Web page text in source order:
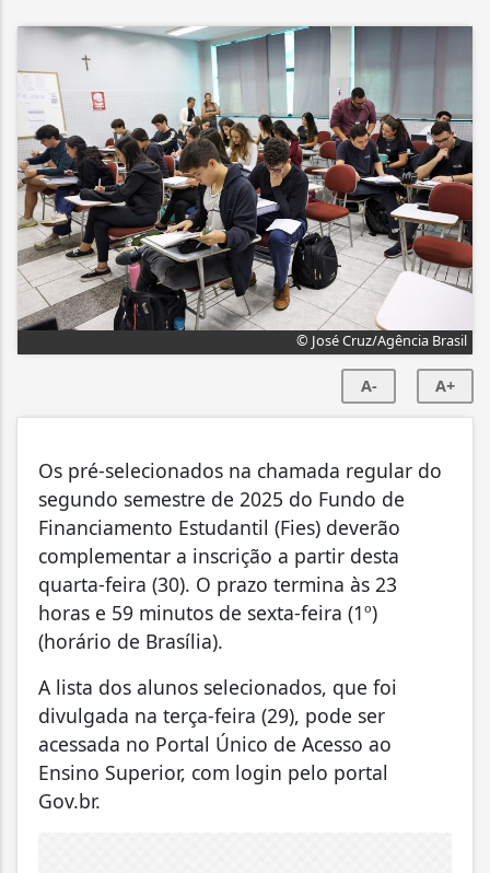
© José Cruz/Agência Brasil
A- A+
Os pré-selecionados na chamada regular do
segundo semestre de 2025 do Fundo de
Financiamento Estudantil (Fies) deverão
complementar a inscrição a partir desta
quarta-feira (30). O prazo termina às 23
horas e 59 minutos de sexta-feira (1º)
(horário de Brasília).
A lista dos alunos selecionados, que foi
divulgada na terça-feira (29), pode ser
acessada no Portal Único de Acesso ao
Ensino Superior, com login pelo portal
Gov.br.